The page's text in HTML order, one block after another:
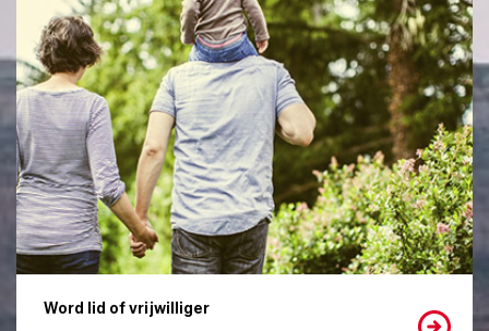
Word lid of vrijwilliger